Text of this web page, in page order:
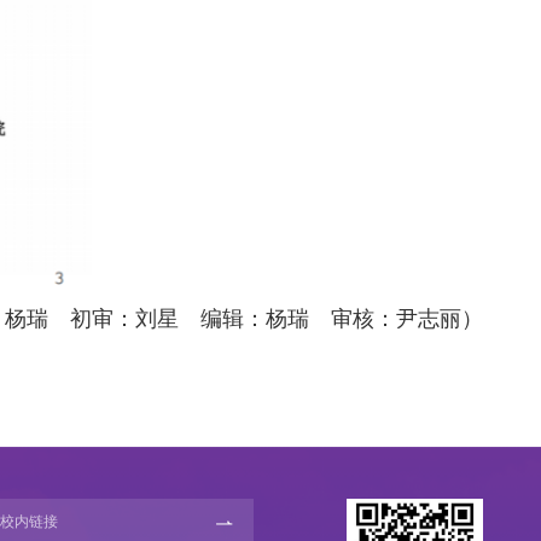
杨瑞 初审：刘星 编辑：杨瑞 审核：尹志丽）
校内链接